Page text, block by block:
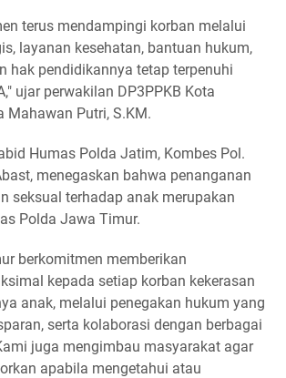
terus mendampingi korban melalui
layanan kesehatan, bantuan hukum,
hak pendidikannya tetap terpenuhi
ujar perwakilan DP3PPKB Kota
Mahawan Putri, S.KM.
Humas Polda Jatim, Kombes Pol.
menegaskan bahwa penanganan
seksual terhadap anak merupakan
Polda Jawa Timur.
berkomitmen memberikan
kepada setiap korban kekerasan
anak, melalui penegakan hukum yang
serta kolaborasi dengan berbagai
juga mengimbau masyarakat agar
apabila mengetahui atau